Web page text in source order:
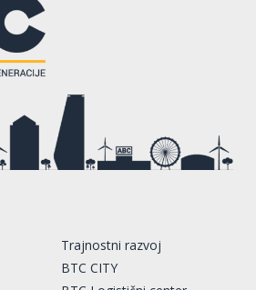
Trajnostni razvoj
BTC CITY